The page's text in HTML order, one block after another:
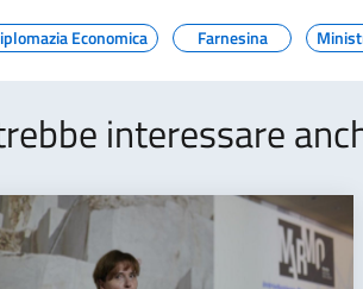
Economica Farnesina
interessare